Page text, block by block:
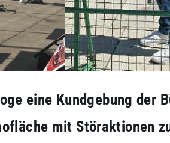
eine Kundgebung der
mit Störaktionen